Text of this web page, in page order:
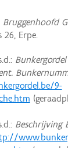
Bruggenhoofd
Erpe.
Bunkergordel
9-
Beschrijving